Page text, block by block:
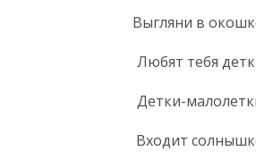
Выгляни в
Любят тебя
Детки-
Входит